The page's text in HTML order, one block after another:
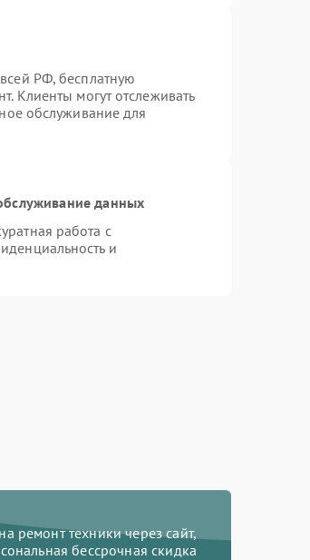
РФ, бесплатную
Клиенты могут отслеживать
обслуживание для
данных
работа с
и
ремонт техники через сайт,
бессрочная скидка